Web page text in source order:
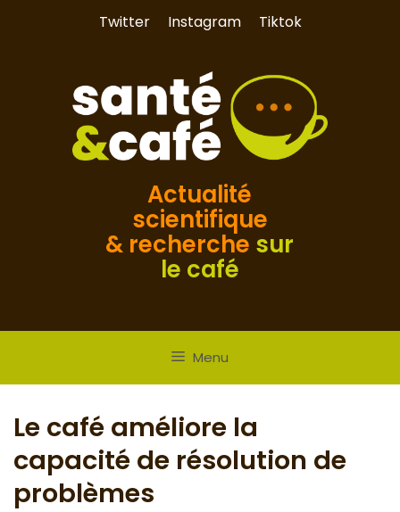
Twitter Instagram Tiktok
Actualité
scientifique
& recherche sur
le café
Menu
Le café améliore la
capacité de résolution de
problèmes